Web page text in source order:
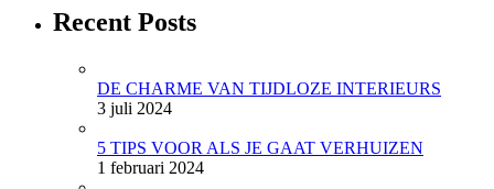
Recent Posts
DE CHARME VAN TIJDLOZE INTERIEURS
3 juli 2024
5 TIPS VOOR ALS JE GAAT VERHUIZEN
1 februari 2024